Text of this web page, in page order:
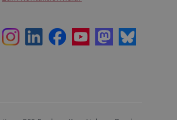
InstagramLinkedInFacebookYoutubeMastodon
Bluesky